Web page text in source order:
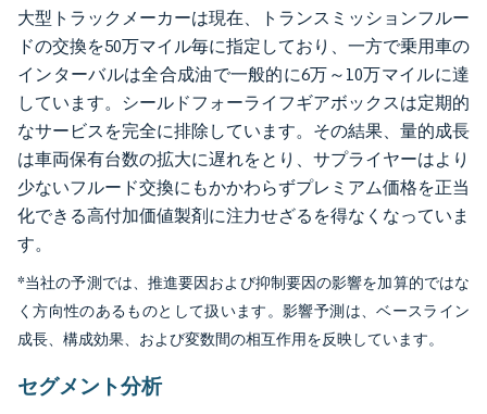
大型トラックメーカーは現在、トランスミッションフルー
ドの交換を50万マイル毎に指定しており、一方で乗用車の
インターバルは全合成油で一般的に6万～10万マイルに達
しています。シールドフォーライフギアボックスは定期的
なサービスを完全に排除しています。その結果、量的成長
は車両保有台数の拡大に遅れをとり、サプライヤーはより
少ないフルード交換にもかかわらずプレミアム価格を正当
化できる高付加価値製剤に注力せざるを得なくなっていま
す。
*当社の予測では、推進要因および抑制要因の影響を加算的ではな
く方向性のあるものとして扱います。影響予測は、ベースライン
成長、構成効果、および変数間の相互作用を反映しています。
セグメント分析